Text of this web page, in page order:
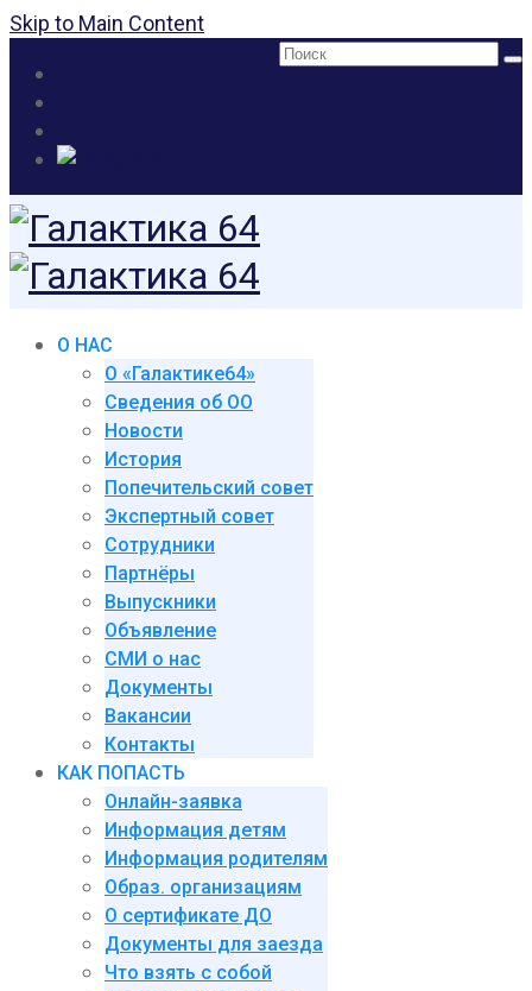
Skip to Main Content
Поиск:
О НАС
О «Галактике64»
Сведения об ОО
Новости
История
Попечительский совет
Экспертный совет
Сотрудники
Партнёры
Выпускники
Объявление
СМИ о нас
Документы
Вакансии
Контакты
КАК ПОПАСТЬ
Онлайн-заявка
Информация детям
Информация родителям
Образ. организациям
О сертификате ДО
Документы для заезда
Что взять с собой